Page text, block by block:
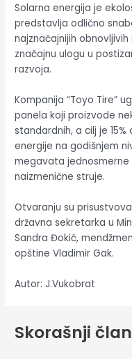
Solarna energija je
predstavlja odlično
najznačajnijih
značajnu ulogu u
razvoja.
Kompanija “Toyo Tire”
panela koji proizvode
standardnih, a cilj je
energije na godišnjem
megavata
naizmenične struje.
Otvaranju su
državna sekretarka u
Sandra Đokić,
opštine Vladimir Gak.
Autor: J.Vukobrat
Skorašnji